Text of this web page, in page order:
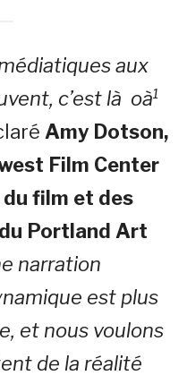
aux
c’est là oà¹
Amy Dotson,
Film Center
film et des
Portland Art
narration
est plus
et nous voulons
de la réalité